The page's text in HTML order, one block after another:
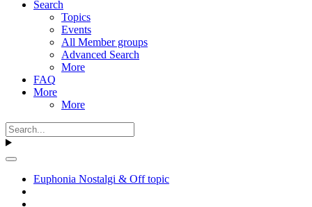
Search
Topics
Events
All Member groups
Advanced Search
More
FAQ
More
More
Euphonia Nostalgi & Off topic